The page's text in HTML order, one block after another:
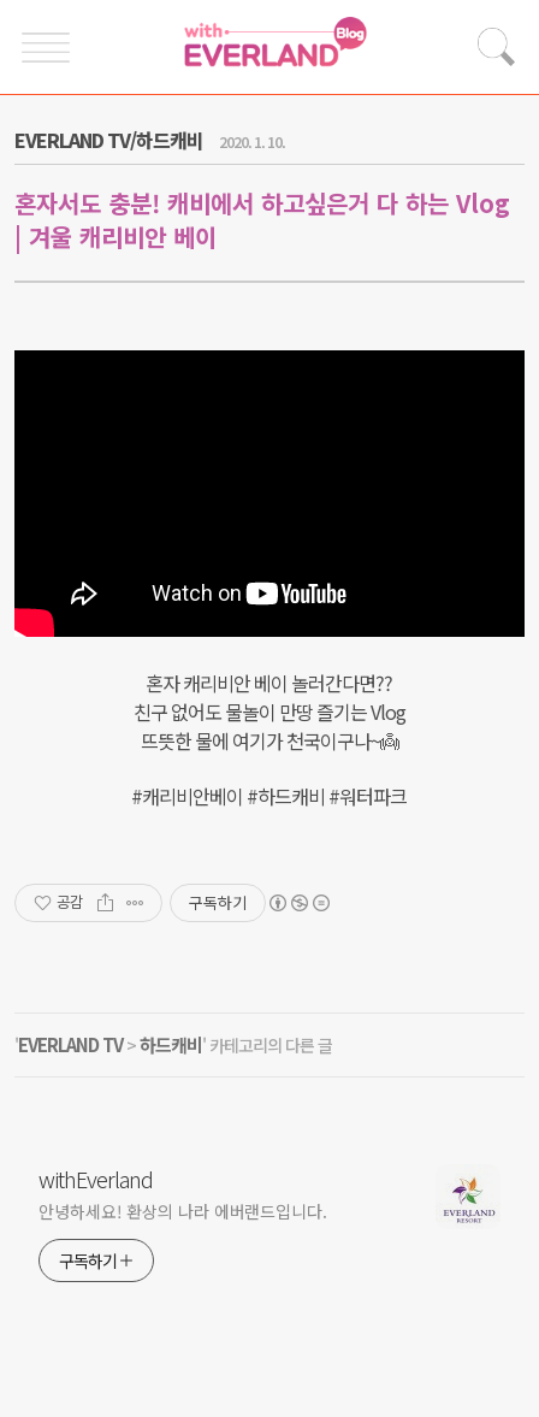
EVERLAND TV/하드캐비 2020. 1. 10.
혼자서도 충분! 캐비에서 하고싶은거 다 하는 Vlog
| 겨울 캐리비안 베이
혼자 캐리비안 베이 놀러간다면??
친구 없어도 물놀이 만땅 즐기는 Vlog
뜨뜻한 물에 여기가 천국이구나~👼
#캐리비안베이 #하드캐비 #워터파크
공감 구독하기
'EVERLAND TV>하드캐비' 카테고리의 다른 글
withEverland
안녕하세요! 환상의 나라 에버랜드입니다.
구독하기